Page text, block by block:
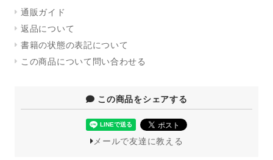
通販ガイド
返品について
書籍の状態の表記について
この商品について問い合わせる
この商品をシェアする
メールで友達に教える